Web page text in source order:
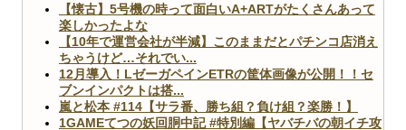
【懐古】5号機の時って面白いA+ARTがたくさんあって
楽しかったよな
【10年で運営会社が半減】このままだとパチンコ店消え
ちゃうけど…それでい...
12月導入！LゼーガペインETRの筐体画像が公開！！セ
ブンインパクトは搭...
嵐と松本 #114【サラ番、勝ち組？負け組？楽勝！】
1GAMEてつの妖回胴中記 #特別編【ヤバチバの朝イチ攻